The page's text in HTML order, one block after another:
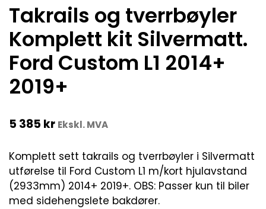
Takrails og tverrbøyler
Komplett kit Silvermatt.
Ford Custom L1 2014+
2019+
5 385 kr Ekskl. MVA
Komplett sett takrails og tverrbøyler i Silvermatt
utførelse til Ford Custom L1 m/kort hjulavstand
(2933mm) 2014+ 2019+. OBS: Passer kun til biler
med sidehengslete bakdører.